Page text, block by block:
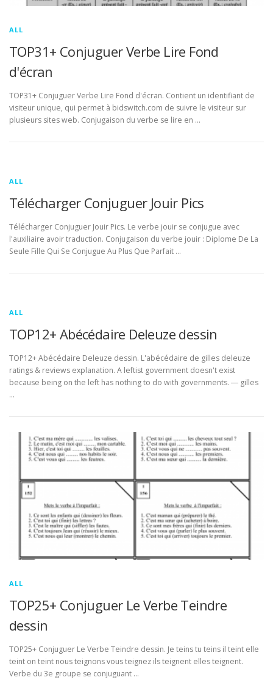
ALL
TOP31+ Conjuguer Verbe Lire Fond
d'écran
TOP31+ Conjuguer Verbe Lire Fond d'écran. Contient un identifiant de
visiteur unique, qui permet à bidswitch.com de suivre le visiteur sur
plusieurs sites web. Conjugaison du verbe se lire en …
ALL
Télécharger Conjuguer Jouir Pics
Télécharger Conjuguer Jouir Pics. Le verbe jouir se conjugue avec
l'auxiliaire avoir traduction. Conjugaison du verbe jouir : Diplome De La
Seule Fille Qui Se Conjugue Au Plus Que Parfait …
ALL
TOP12+ Abécédaire Deleuze dessin
TOP12+ Abécédaire Deleuze dessin. L'abécédaire de gilles deleuze
ratings & reviews explanation. A leftist government doesn't exist
because being on the left has nothing to do with governments. ― gilles
…
ALL
TOP25+ Conjuguer Le Verbe Teindre
dessin
TOP25+ Conjuguer Le Verbe Teindre dessin. Je teins tu teins il teint elle
teint on teint nous teignons vous teignez ils teignent elles teignent.
Verbe du 3e groupe se conjuguant …